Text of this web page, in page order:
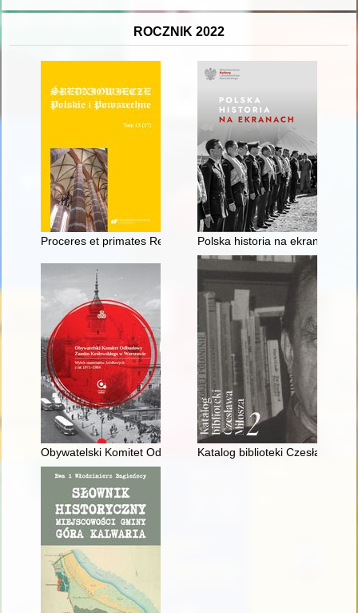
ROCZNIK 2022
Proceres et primates Regni Poloniae” : w związku z książką
Polska historia na ekranach
Obywatelski Komitet Odbudowy Zamku Królewskiego w
Katalog biblioteki Czesława